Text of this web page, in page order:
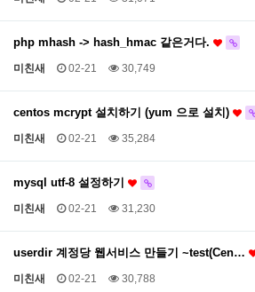
php mhash -> hash_hmac 같은거다.
미친새 02-21 30,749
centos mcrypt 설치하기 (yum 으로 설치)
미친새 02-21 35,284
mysql utf-8 설정하기
미친새 02-21 31,230
userdir 계정당 웹서비스 만들기 ~test(Cen…
미친새 02-21 30,788